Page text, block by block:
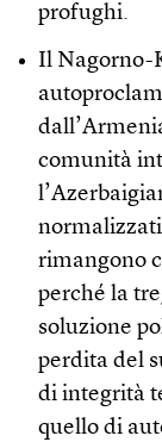
profughi.
Il Nagorno-
comunità
rimangono
perché la
soluzione
perdita del
di integrità
quello di